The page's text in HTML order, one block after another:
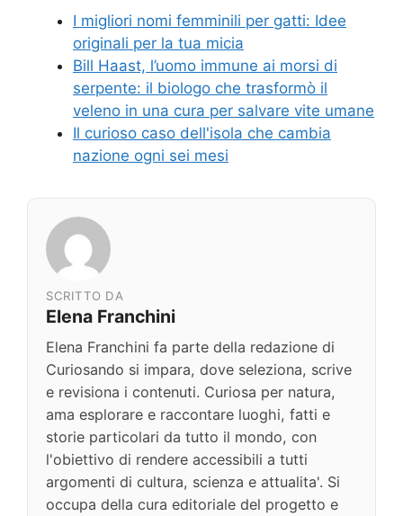
I migliori nomi femminili per gatti: Idee
originali per la tua micia
Bill Haast, l’uomo immune ai morsi di
serpente: il biologo che trasformò il
veleno in una cura per salvare vite umane
Il curioso caso dell'isola che cambia
nazione ogni sei mesi
SCRITTO DA
Elena Franchini
Elena Franchini fa parte della redazione di
Curiosando si impara, dove seleziona, scrive
e revisiona i contenuti. Curiosa per natura,
ama esplorare e raccontare luoghi, fatti e
storie particolari da tutto il mondo, con
l'obiettivo di rendere accessibili a tutti
argomenti di cultura, scienza e attualita'. Si
occupa della cura editoriale del progetto e